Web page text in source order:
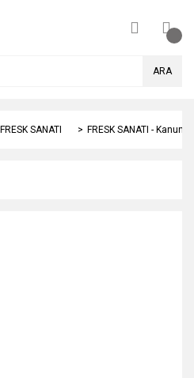
ARA
FRESK SANATI FRESK SANATI -